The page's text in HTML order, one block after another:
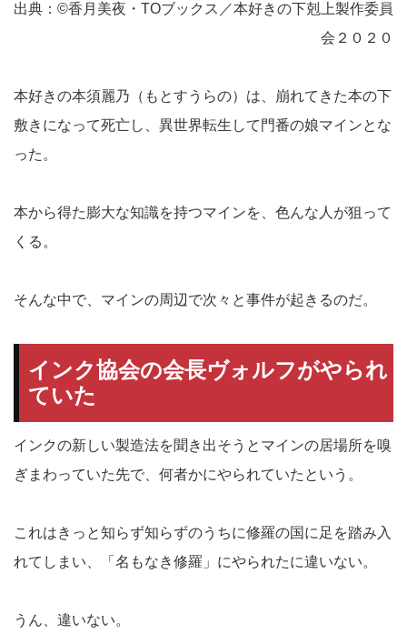
出典：©香月美夜・TOブックス／本好きの下剋上製作委員
会２０２０
本好きの本須麗乃（もとすうらの）は、崩れてきた本の下
敷きになって死亡し、異世界転生して門番の娘マインとな
った。
本から得た膨大な知識を持つマインを、色んな人が狙って
くる。
そんな中で、マインの周辺で次々と事件が起きるのだ。
インク協会の会長ヴォルフがやられ
ていた
インクの新しい製造法を聞き出そうとマインの居場所を嗅
ぎまわっていた先で、何者かにやられていたという。
これはきっと知らず知らずのうちに修羅の国に足を踏み入
れてしまい、「名もなき修羅」にやられたに違いない。
うん、違いない。